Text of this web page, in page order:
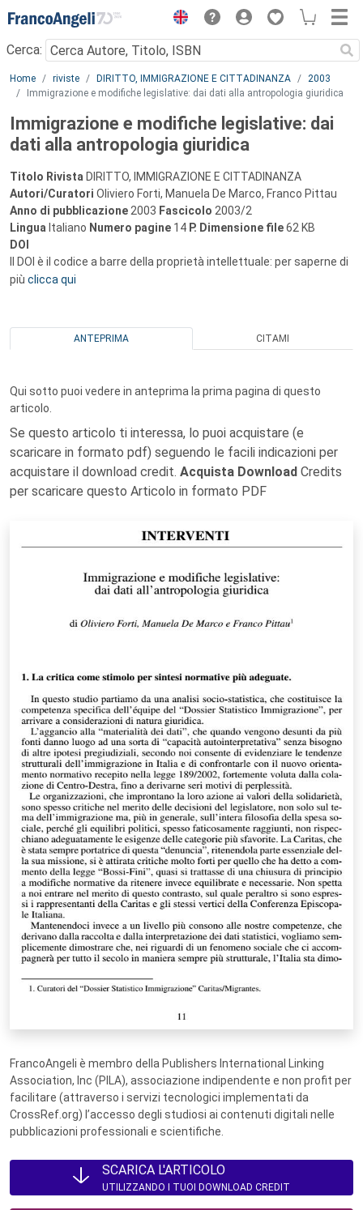
Menu
Cerca:
Main content
Home riviste DIRITTO, IMMIGRAZIONE E CITTADINANZA
2003
Immigrazione e modifiche legislative: dai dati alla antropologia giuridica
Immigrazione e modifiche legislative: dai
dati alla antropologia giuridica
Titolo Rivista DIRITTO, IMMIGRAZIONE E CITTADINANZA
Autori/Curatori Oliviero Forti, Manuela De Marco, Franco Pittau
Anno di pubblicazione 2003 Fascicolo 2003/2
Lingua Italiano Numero pagine 14 P. Dimensione file62 KB
DOI
Il DOI è il codice a barre della proprietà intellettuale: per saperne di
più clicca qui
ANTEPRIMA CITAMI
Qui sotto puoi vedere in anteprima la prima pagina di questo
articolo.
Se questo articolo ti interessa, lo puoi acquistare (e
scaricare in formato pdf) seguendo le facili indicazioni per
acquistare il download credit. Acquista Download Credits
per scaricare questo Articolo in formato PDF
FrancoAngeli è membro della Publishers International Linking
Association, Inc (PILA), associazione indipendente e non profit per
facilitare (attraverso i servizi tecnologici implementati da
CrossRef.org) l’accesso degli studiosi ai contenuti digitali nelle
pubblicazioni professionali e scientifiche.
SCARICA L'ARTICOLO
UTILIZZANDO I TUOI DOWNLOAD CREDIT